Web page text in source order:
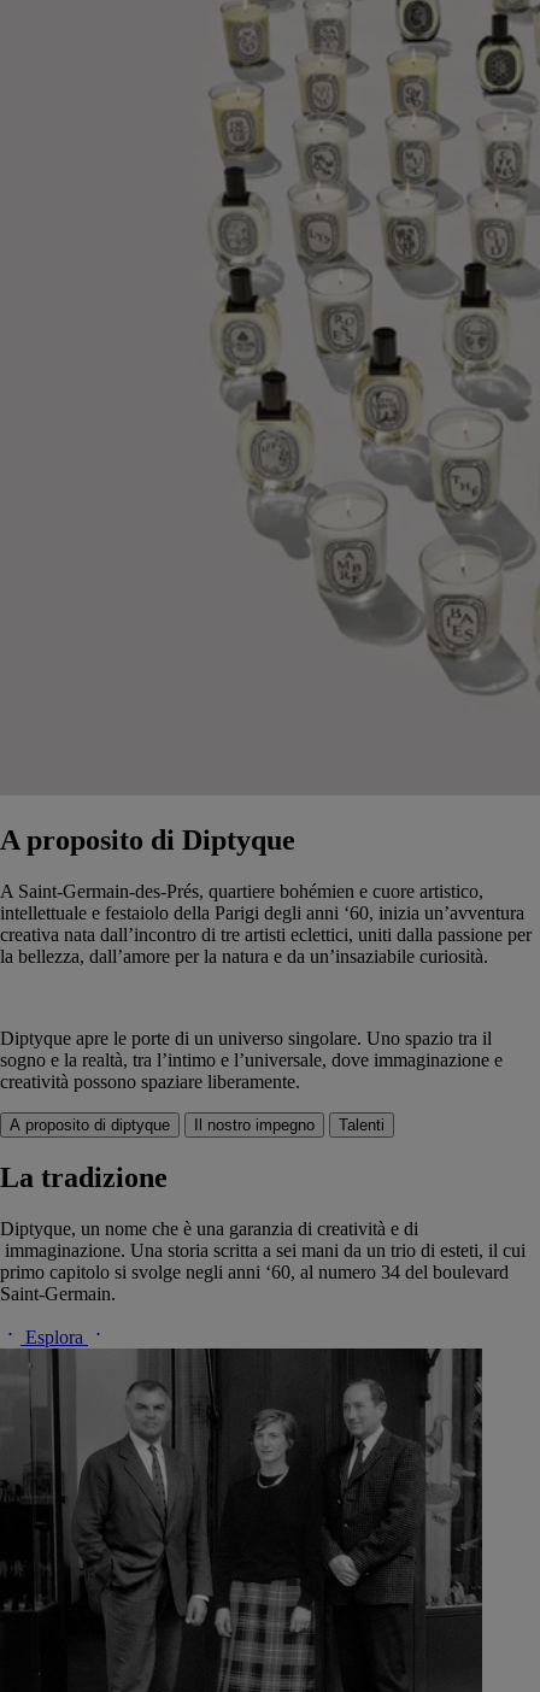
A proposito di Diptyque
A Saint-Germain-des-Prés, quartiere bohémien e cuore artistico,
intellettuale e festaiolo della Parigi degli anni ‘60, inizia un’avventura
creativa nata dall’incontro di tre artisti eclettici, uniti dalla passione per
la bellezza, dall’amore per la natura e da un’insaziabile curiosità.
Diptyque apre le porte di un universo singolare. Uno spazio tra il
sogno e la realtà, tra l’intimo e l’universale, dove immaginazione e
creatività possono spaziare liberamente.
A proposito di diptyque Il nostro impegno Talenti
La tradizione
Diptyque, un nome che è una garanzia di creatività e di
immaginazione. Una storia scritta a sei mani da un trio di esteti, il cui
primo capitolo si svolge negli anni ‘60, al numero 34 del boulevard
Saint-Germain.
Esplora